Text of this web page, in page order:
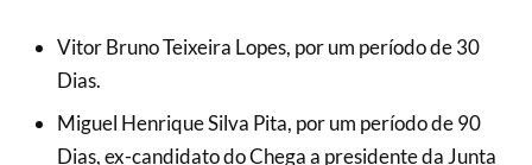
Vitor Bruno Teixeira Lopes, por um período de 30
Dias.
Miguel Henrique Silva Pita, por um período de 90
Dias, ex-candidato do Chega a presidente da Junta